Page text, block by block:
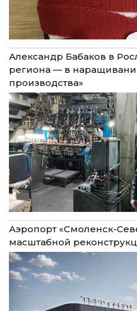
Александр Бабаков в
региона — в
производства»
Аэропорт «Смоленск-
масштабной